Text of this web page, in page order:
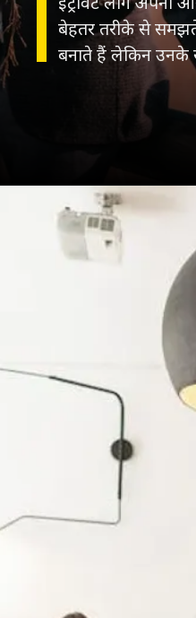
बेहतर तरीके से समझते
बनाते हैं लेकिन उनके